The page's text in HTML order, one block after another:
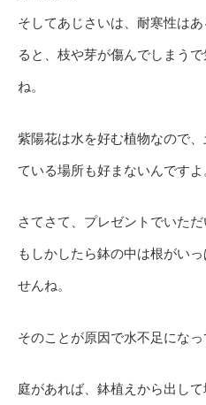
そしてあじさいは、耐寒性は
ると、枝や芽が傷んでしまう
ね。
紫陽花は水を好む植物なので
ている場所も好まないんですよ
さてさて、プレゼントでいただ
もしかしたら鉢の中は根がい
せんね。
そのことが原因で水不足にな
庭があれば、鉢植えから出し